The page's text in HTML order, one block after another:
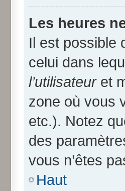
Les heures
Il est possible
celui dans
l’utilisateuret
zone où vous
etc.). Notez
des
vous n’êtes
Haut